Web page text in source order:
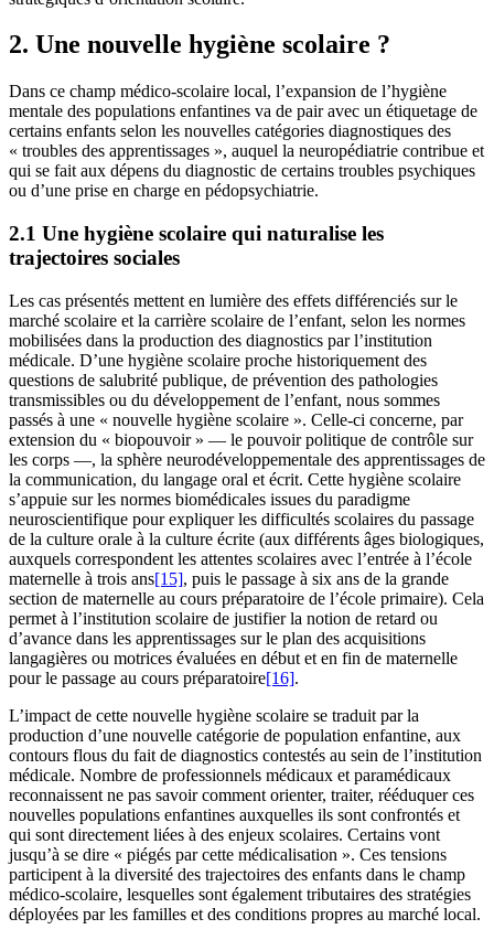
2. Une nouvelle hygiène scolaire ?
Dans ce champ médico-scolaire local, l’expansion de l’hygiène
mentale des populations enfantines va de pair avec un étiquetage de
certains enfants selon les nouvelles catégories diagnostiques des
« troubles des apprentissages », auquel la neuropédiatrie contribue et
qui se fait aux dépens du diagnostic de certains troubles psychiques
ou d’une prise en charge en pédopsychiatrie.
2.1 Une hygiène scolaire qui naturalise les
trajectoires sociales
Les cas présentés mettent en lumière des effets différenciés sur le
marché scolaire et la carrière scolaire de l’enfant, selon les normes
mobilisées dans la production des diagnostics par l’institution
médicale. D’une hygiène scolaire proche historiquement des
questions de salubrité publique, de prévention des pathologies
transmissibles ou du développement de l’enfant, nous sommes
passés à une « nouvelle hygiène scolaire ». Celle-ci concerne, par
extension du « biopouvoir » — le pouvoir politique de contrôle sur
les corps —, la sphère neurodéveloppementale des apprentissages de
la communication, du langage oral et écrit. Cette hygiène scolaire
s’appuie sur les normes biomédicales issues du paradigme
neuroscientifique pour expliquer les difficultés scolaires du passage
de la culture orale à la culture écrite (aux différents âges biologiques,
auxquels correspondent les attentes scolaires avec l’entrée à l’école
maternelle à trois ans[15], puis le passage à six ans de la grande
section de maternelle au cours préparatoire de l’école primaire). Cela
permet à l’institution scolaire de justifier la notion de retard ou
d’avance dans les apprentissages sur le plan des acquisitions
langagières ou motrices évaluées en début et en fin de maternelle
pour le passage au cours préparatoire[16].
L’impact de cette nouvelle hygiène scolaire se traduit par la
production d’une nouvelle catégorie de population enfantine, aux
contours flous du fait de diagnostics contestés au sein de l’institution
médicale. Nombre de professionnels médicaux et paramédicaux
reconnaissent ne pas savoir comment orienter, traiter, rééduquer ces
nouvelles populations enfantines auxquelles ils sont confrontés et
qui sont directement liées à des enjeux scolaires. Certains vont
jusqu’à se dire « piégés par cette médicalisation ». Ces tensions
participent à la diversité des trajectoires des enfants dans le champ
médico-scolaire, lesquelles sont également tributaires des stratégies
déployées par les familles et des conditions propres au marché local.